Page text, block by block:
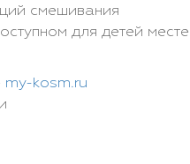
смешивания
для детей месте
my-kosm.ru